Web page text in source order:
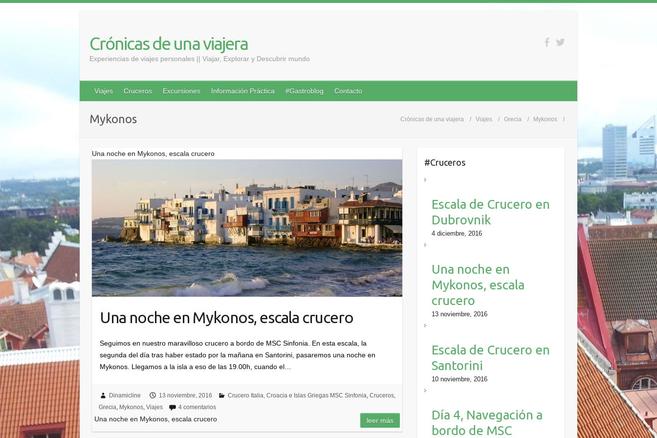
Crónicas de una viajera
Experiencias de viajes personales || Viajar, Explorar y Descubrir mundo
Viajes Cruceros Excursiones Información Práctica #Gastroblog Contacto
Crónicas de una viajera Viajes Grecia Mykonos
Mykonos
Una noche en Mykonos, escala crucero
Una noche en Mykonos, escala crucero
Seguimos en nuestro maravilloso crucero a bordo de MSC Sinfonia. En esta escala, la
segunda del día tras haber estado por la mañana en Santorini, pasaremos una noche en
Mykonos. Llegamos a la isla a eso de las 19.00h, cuando el…
Dinamicline 13 noviembre, 2016 Crucero Italia, Croacia e Islas Griegas MSC Sinfonia, Cruceros,
Grecia, Mykonos, Viajes 4 comentarios
Una noche en Mykonos, escala crucero leer más
#Cruceros
Escala de Crucero en
Dubrovnik
4 diciembre, 2016
Una noche en
Mykonos, escala
crucero
13 noviembre, 2016
Escala de Crucero en
Santorini
10 noviembre, 2016
Día 4, Navegación a
bordo de MSC